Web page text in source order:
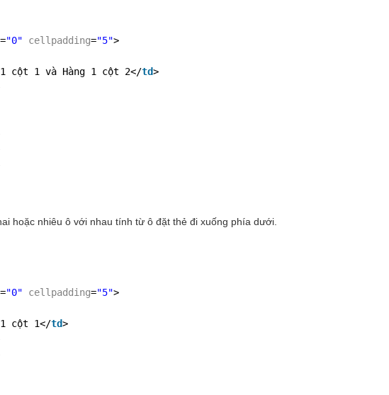
="0" cellpadding="5">
1 cột 1 và Hàng 1 cột 2</td>
hoặc nhiêu ô với nhau tính từ ô đặt thẻ đi xuống phía dưới.
="0" cellpadding="5">
1 cột 1</td>